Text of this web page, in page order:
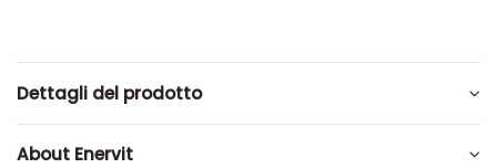
Dettagli del prodotto
About Enervit